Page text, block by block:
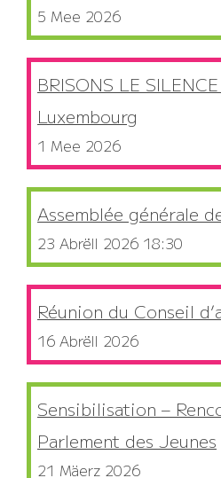
5 Mee 2026
BRISONS LE
Luxembourg
1 Mee 2026
Assemblée générale
23 Abrëll 2026 18:30
Réunion du Conseil
16 Abrëll 2026
Sensibilisation –
Parlement des Jeunes
21 Mäerz 2026